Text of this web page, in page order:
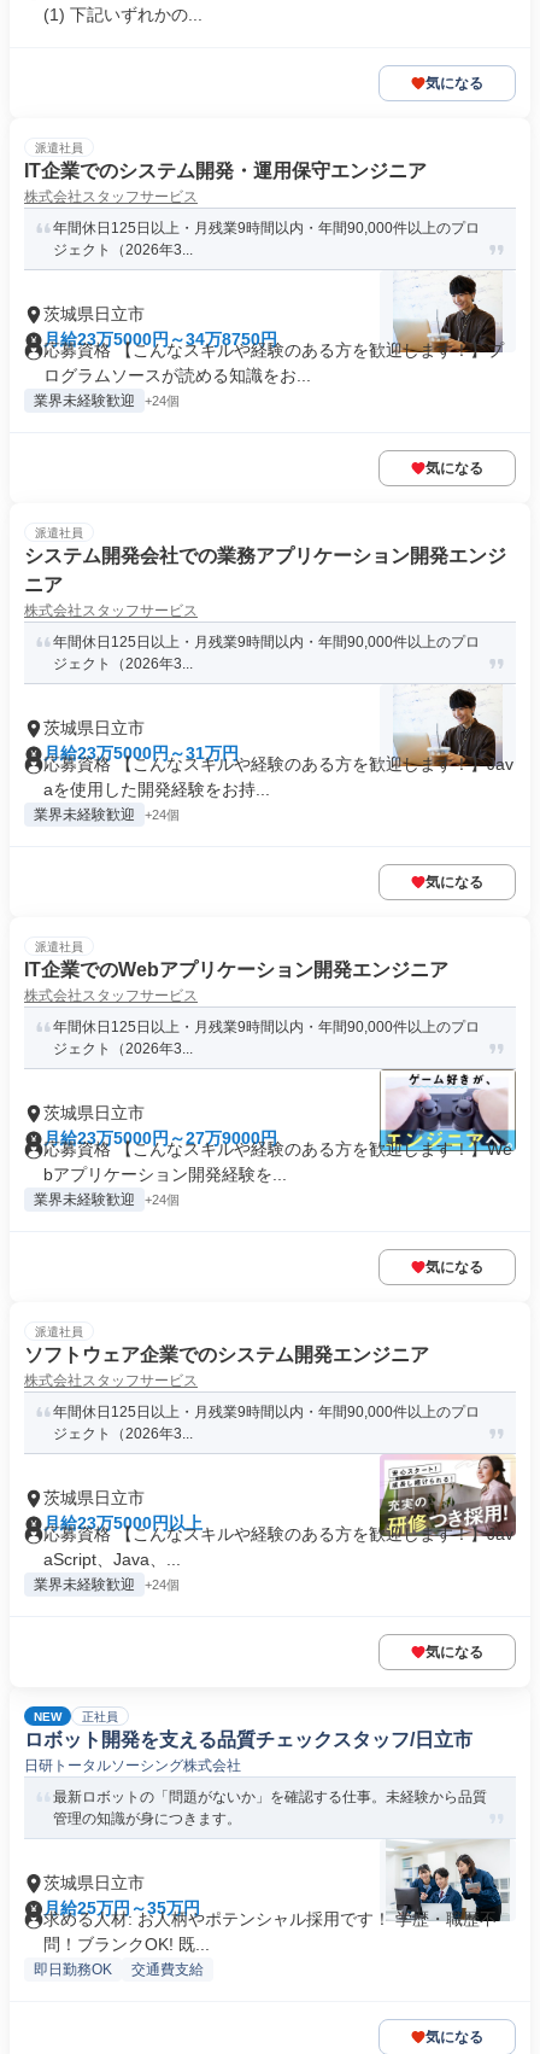
(1) 下記いずれかの...
気になる
派遣社員
IT企業でのシステム開発・運用保守エンジニア
株式会社スタッフサービス
年間休日125日以上・月残業9時間以内・年間90,000件以上のプロ
ジェクト（2026年3...
茨城県日立市
月給23万5000円～34万8750円
応募資格 【こんなスキルや経験のある方を歓迎します！】プ
ログラムソースが読める知識をお...
業界未経験歓迎 +24個
気になる
派遣社員
システム開発会社での業務アプリケーション開発エンジ
ニア
株式会社スタッフサービス
年間休日125日以上・月残業9時間以内・年間90,000件以上のプロ
ジェクト（2026年3...
茨城県日立市
月給23万5000円～31万円
応募資格 【こんなスキルや経験のある方を歓迎します！】Jav
aを使用した開発経験をお持...
業界未経験歓迎 +24個
気になる
派遣社員
IT企業でのWebアプリケーション開発エンジニア
株式会社スタッフサービス
年間休日125日以上・月残業9時間以内・年間90,000件以上のプロ
ジェクト（2026年3...
茨城県日立市
月給23万5000円～27万9000円
応募資格 【こんなスキルや経験のある方を歓迎します！】We
bアプリケーション開発経験を...
業界未経験歓迎 +24個
気になる
派遣社員
ソフトウェア企業でのシステム開発エンジニア
株式会社スタッフサービス
年間休日125日以上・月残業9時間以内・年間90,000件以上のプロ
ジェクト（2026年3...
茨城県日立市
月給23万5000円以上
応募資格 【こんなスキルや経験のある方を歓迎します！】Jav
aScript、Java、...
業界未経験歓迎 +24個
気になる
NEW 正社員
ロボット開発を支える品質チェックスタッフ/日立市
日研トータルソーシング株式会社
最新ロボットの「問題がないか」を確認する仕事。未経験から品質
管理の知識が身につきます。
茨城県日立市
月給25万円～35万円
求める人材: お人柄やポテンシャル採用です！ 学歴・職歴不
問！ブランクOK! 既...
即日勤務OK 交通費支給
気になる